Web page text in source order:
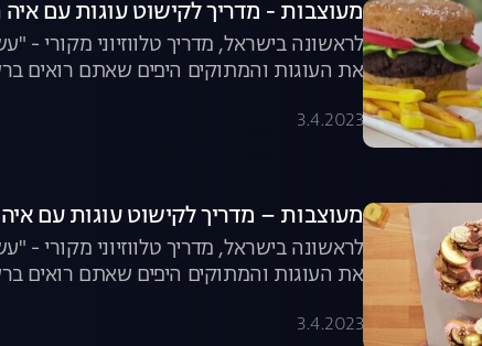
מעוצבות - מדריך לקישוט עוגות עם איה תמם,
לראשונה בישראל, מדריך טלווזיוני מקורי
את העוגות והמתוקים היפים שאתם רואים
המבורגרים ועוד.
3.4.2023
מעוצבות – מדריך לקישוט עוגות עם איה תמם,
לראשונה בישראל, מדריך טלווזיוני מקורי
את העוגות והמתוקים היפים שאתם רואים ברשתות החברתיות. הפעם:
3.4.2023